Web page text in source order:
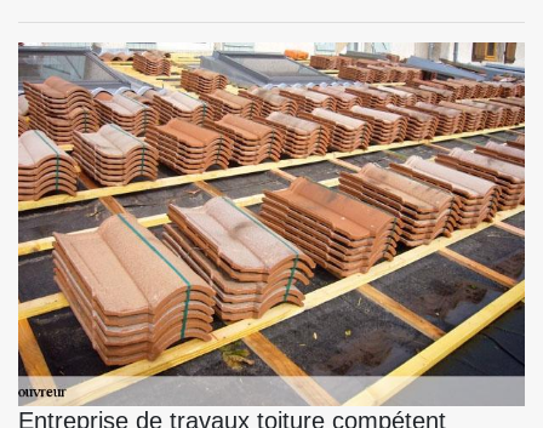
Entreprise de travaux toiture compétent